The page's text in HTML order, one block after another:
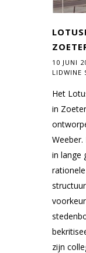
10 JUNI
LIDWINE
Het
in
in lange
zijn